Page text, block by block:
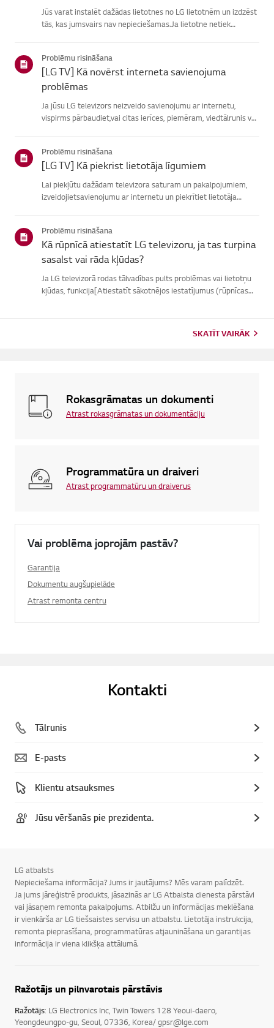
Jūs varat instalēt dažādas lietotnes no LG lietotnēm un izdzēst
tās, kas jumsvairs nav nepieciešamas.Ja lietotne netiek
Problēmu risināšana
[LG TV] Kā novērst interneta savienojuma
problēmas
Ja jūsu LG televizors neizveido savienojumu ar internetu,
vispirms pārbaudiet,vai citas ierīces, piemēram, viedtālrunis vai
Problēmu risināšana
[LG TV] Kā piekrist lietotāja līgumiem
Lai piekļūtu dažādam televizora saturam un pakalpojumiem,
izveidojietsavienojumu ar internetu un piekrītiet lietotāja
Problēmu risināšana
Kā rūpnīcā atiestatīt LG televizoru, ja tas turpina
sasalst vai rāda kļūdas?
Ja LG televizorā rodas tālvadības pults problēmas vai lietotņu
kļūdas, funkcija[Atiestatīt sākotnējos iestatījumus (rūpnīcas
SKATĪT VAIRĀK
Rokasgrāmatas un dokumenti
Atrast rokasgrāmatas un dokumentāciju
Programmatūra un draiveri
Atrast programmatūru un draiverus
Vai problēma joprojām pastāv?
Garantija
Dokumentu augšupielāde
Atrast remonta centru
Kontakti
Tālrunis
E-pasts
Klientu atsauksmes
Jūsu vēršanās pie prezidenta.
LG atbalsts
Nepieciešama informācija? Jums ir jautājums? Mēs varam palīdzēt.
Ja jums jāreģistrē produkts, jāsazinās ar LG Atbalsta dienesta pārstāvi
vai jāsaņem remonta pakalpojums. Atbilžu un informācijas meklēšana
ir vienkārša ar LG tiešsaistes servisu un atbalstu. Lietotāja instrukcija,
remonta pieprasīšana, programmatūras atjaunināšana un garantijas
informācija ir viena klikšķa attālumā.
Ražotājs un pilnvarotais pārstāvis
Ražotājs: LG Electronics Inc, Twin Towers 128 Yeoui-daero,
Yeongdeungpo-gu, Seoul, 07336, Korea/ gpsr@lge.com